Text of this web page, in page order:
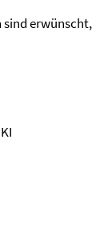
sind erwünscht,